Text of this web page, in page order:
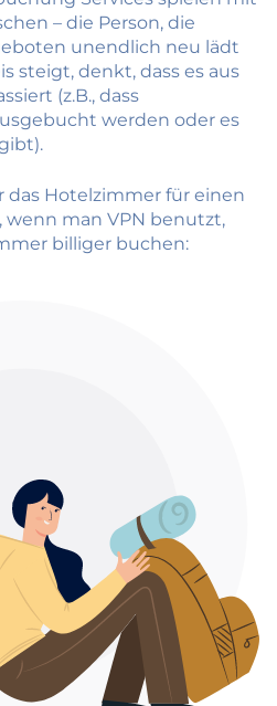
– die Person, die
unendlich neu lädt
steigt, denkt, dass es aus
(z.B., dass
werden oder es
das Hotelzimmer für einen
wenn man VPN benutzt,
billiger buchen: